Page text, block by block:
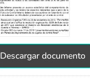
Descargar documento